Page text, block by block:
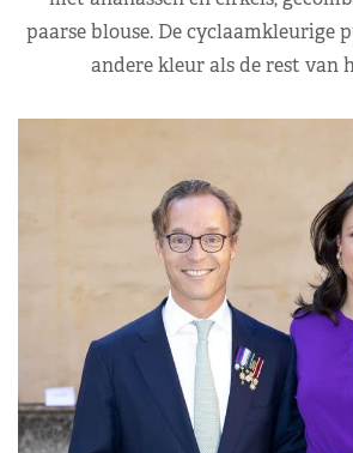
paarse blouse. De cyclaamkleurige
andere kleur als de rest van